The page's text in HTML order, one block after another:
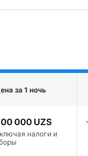
за 1 ночь
000 UZS
налоги и